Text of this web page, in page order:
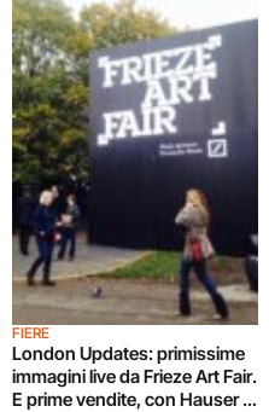
FIERE
London Updates: primissime
immagini live da Frieze Art Fair.
E prime vendite, con Hauser +